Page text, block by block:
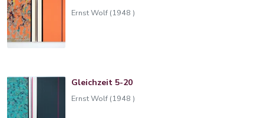
Ernst Wolf (1948 )
Gleichzeit 5-20
Ernst Wolf (1948 )